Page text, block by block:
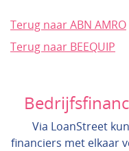
Terug naar ABN AMRO
Terug naar BEEQUIP
Via LoanStreet
financiers met elkaar